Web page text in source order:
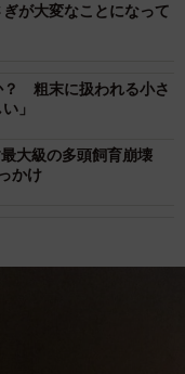
が大変なことになって
？ 粗末に扱われる小さ
」
大級の多頭飼育崩壊
かけ